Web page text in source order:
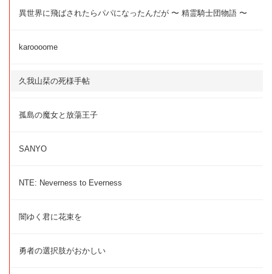
異世界に飛ばされたらパパになったんだが 〜 精霊騎士団物語 〜
karoooome
久我山栞の死様手帖
孤島の魔女と放蕩王子
SANYO
NTE: Neverness to Everness
闇ゆく君に花束を
勇者の選択肢がおかしい